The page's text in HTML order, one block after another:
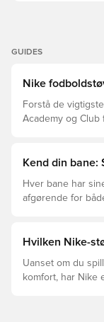
GUIDES
Nike
Forstå de
Academy og Club
Kend din
Hver bane har
afgørende for
støvler der er det
Hvilken Nike-
Uanset om du
komfort, har Nike